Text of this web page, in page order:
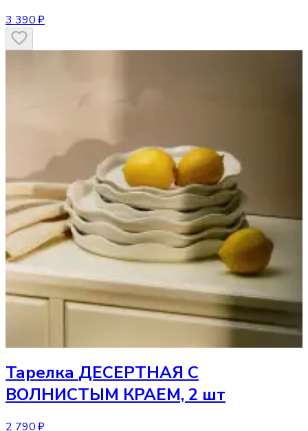
3 390 ₽
Тарелка ДЕСЕРТНАЯ С
ВОЛНИСТЫМ КРАЕМ, 2 шт
2 790 ₽